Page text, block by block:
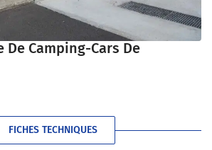
De Camping-Cars De
FICHES TECHNIQUES